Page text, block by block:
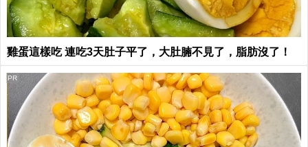
雞蛋這樣吃 連吃3天肚子平了，大肚腩不見了，脂肪沒了！
PR